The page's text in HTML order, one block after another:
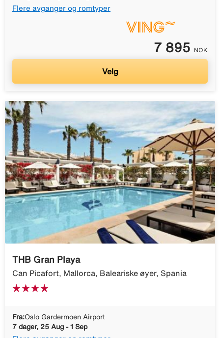
Flere avganger og romtyper
7 895 NOK
Velg
THB Gran Playa
Can Picafort, Mallorca, Baleariske øyer, Spania
Fra:Oslo Gardermoen Airport
7 dager, 25 Aug - 1 Sep